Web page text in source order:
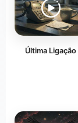
Última Ligação